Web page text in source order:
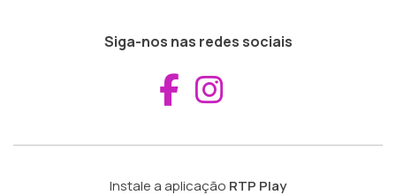
Siga-nos nas redes sociais
Aceder ao
Instale a aplicação RTP Play